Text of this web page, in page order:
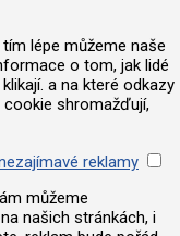
lépe můžeme naše
o tom, jak lidé
a na které odkazy
shromažďují,
reklamy
můžeme
našich stránkách, i